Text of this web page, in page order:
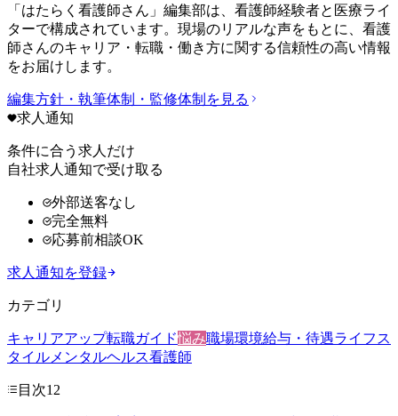
「はたらく看護師さん」編集部は、看護師経験者と医療ライ
ターで構成されています。現場のリアルな声をもとに、看護
師さんのキャリア・転職・働き方に関する信頼性の高い情報
をお届けします。
編集方針・執筆体制・監修体制を見る
求人通知
条件に合う求人だけ
自社求人通知で受け取る
外部送客なし
完全無料
応募前相談OK
求人通知を登録
カテゴリ
キャリアアップ転職ガイド悩み職場環境給与・待遇ライフス
タイル メンタルヘルス看護師
目次12